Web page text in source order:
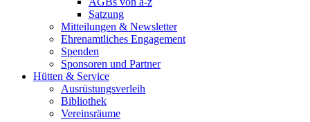
Satzung
Mitteilungen & Newsletter
Ehrenamtliches Engagement
Spenden
Sponsoren und Partner
Hütten & Service
Ausrüstungsverleih
Bibliothek
Vereinsräume